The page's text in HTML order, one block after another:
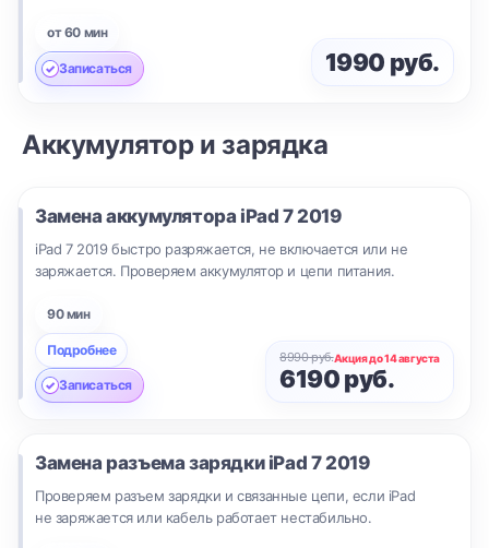
от 60 мин
Записаться 1990 руб.
Аккумулятор и зарядка
Замена аккумулятора iPad 7 2019
iPad 7 2019 быстро разряжается, не включается или не
заряжается. Проверяем аккумулятор и цепи питания.
90 мин
Подробнее
Записаться
8990 руб.Акция до 14 августа
6190 руб.
Замена разъема зарядки iPad 7 2019
Проверяем разъем зарядки и связанные цепи, если iPad
не заряжается или кабель работает нестабильно.